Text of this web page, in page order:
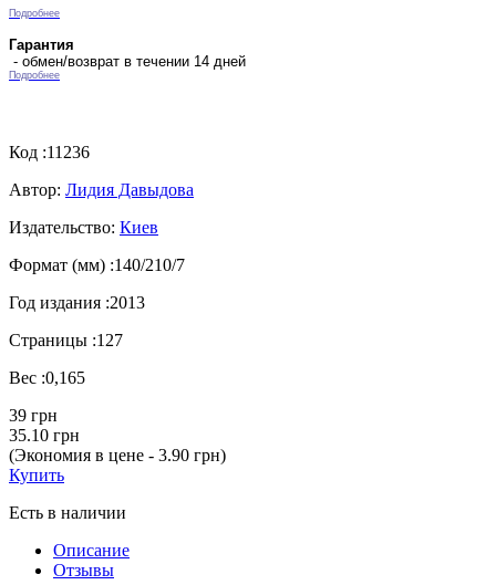
Подробнее
Гарантия
- обмен/возврат в течении 14 дней
Подробнее
Код :11236
Автор: Лидия Давыдова
Издательство: Киев
Формат (мм) :140/210/7
Год издания :2013
Страницы :127
Вес :0,165
39 грн
35.10 грн
(Экономия в цене - 3.90 грн)
Купить
Есть в наличии
Описание
Отзывы